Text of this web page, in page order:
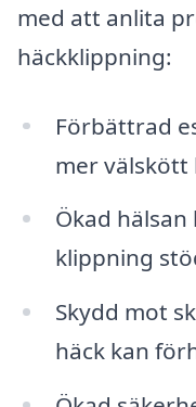
med att anlita
häckklippning:
Förbättrad
mer välskött
Ökad
klippning
Skydd mot
häck kan